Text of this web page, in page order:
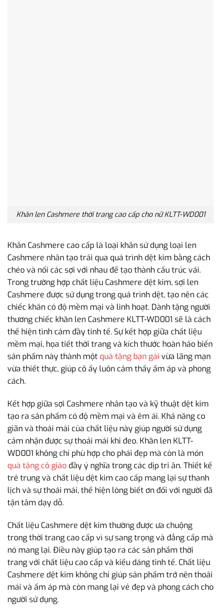
Khăn len Cashmere thời trang cao cấp cho nữ KLTT-WD001
Khăn Cashmere cao cấp là loại khăn sử dụng loại len
Cashmere nhân tạo trải qua quá trình dệt kim bằng cách
chéo và nối các sợi với nhau để tạo thành cấu trúc vải.
Trong trường hợp chất liệu Cashmere dệt kim, sợi len
Cashmere được sử dụng trong quá trình dệt, tạo nên các
chiếc khăn có độ mềm mại và linh hoạt. Dành tặng người
thương chiếc khăn len Cashmere KLTT-WD001 sẽ là cách
thể hiện tình cảm đầy tinh tế. Sự kết hợp giữa chất liệu
mềm mại, họa tiết thời trang và kích thước hoàn hảo biến
sản phẩm này thành một quà tặng bạn gái vừa lãng mạn
vừa thiết thực, giúp cô ấy luôn cảm thấy ấm áp và phong
cách.
Kết hợp giữa sợi Cashmere nhân tạo và kỹ thuật dệt kim
tạo ra sản phẩm có độ mềm mại và êm ái. Khả năng co
giãn và thoải mái của chất liệu này giúp người sử dụng
cảm nhận được sự thoải mái khi đeo. Khăn len KLTT-
WD001 không chỉ phù hợp cho phái đẹp mà còn là món
quà tặng cô giáo đầy ý nghĩa trong các dịp tri ân. Thiết kế
trẻ trung và chất liệu dệt kim cao cấp mang lại sự thanh
lịch và sự thoải mái, thể hiện lòng biết ơn đối với người đã
tận tâm dạy dỗ.
Chất liệu Cashmere dệt kim thường được ưa chuộng
trong thời trang cao cấp vì sự sang trọng và đẳng cấp mà
nó mang lại. Điều này giúp tạo ra các sản phẩm thời
trang với chất liệu cao cấp và kiểu dáng tinh tế. Chất liệu
Cashmere dệt kim không chỉ giúp sản phẩm trở nên thoải
mái và ấm áp mà còn mang lại vẻ đẹp và phong cách cho
người sử dụng.